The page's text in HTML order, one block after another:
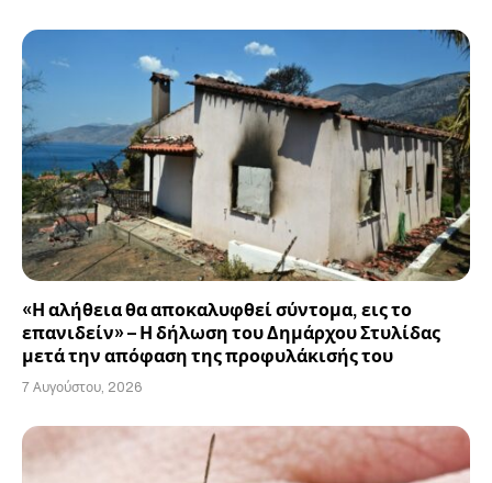
«Η αλήθεια θα αποκαλυφθεί σύντομα, εις το
επανιδείν» – Η δήλωση του Δημάρχου Στυλίδας
μετά την απόφαση της προφυλάκισής του
7 Αυγούστου, 2026